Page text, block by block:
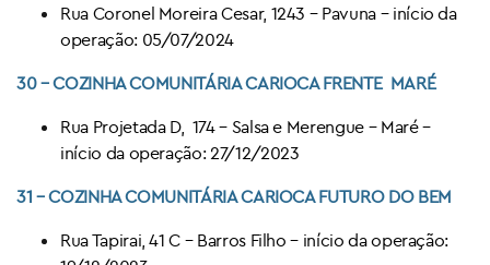
Rua Coronel Moreira Cesar, 1243 – Pavuna – início da
operação: 05/07/2024
30 – COZINHA COMUNITÁRIA CARIOCAFRENTE MARÉ
Rua Projetada D, 174 – Salsa e Merengue – Maré –
início da operação: 27/12/2023
31 – COZINHA COMUNITÁRIA CARIOCAFUTURO DO BEM
Rua Tapirai, 41 C – Barros Filho – início da operação: